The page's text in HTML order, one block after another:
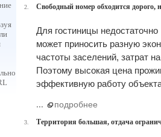
2. Свободный номер обходится
Для гостиницы
может приносить разную
частоты заселений, затрат
Поэтому высокая цена
эффективную работу
... подробнее
3. Территория большая, отдача